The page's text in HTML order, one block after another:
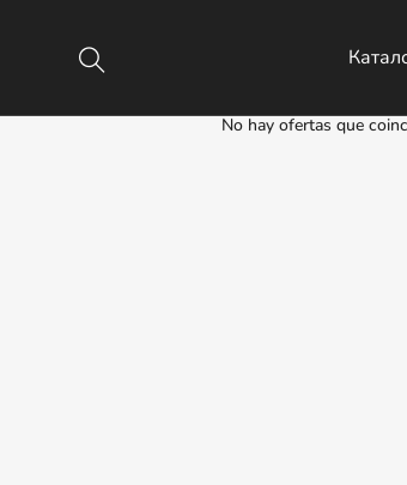
No hay ofertas que